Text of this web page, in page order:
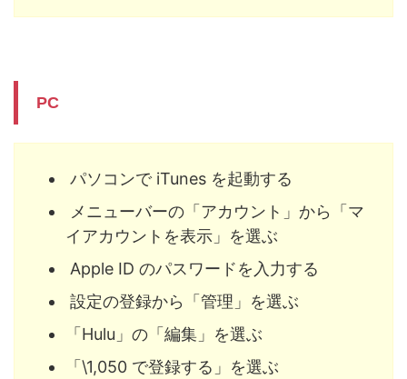
PC
パソコンで iTunes を起動する
メニューバーの「アカウント」から「マ
イアカウントを表示」を選ぶ
Apple ID のパスワードを入力する
設定の登録から「管理」を選ぶ
「Hulu」の「編集」を選ぶ
「\1,050 で登録する」を選ぶ